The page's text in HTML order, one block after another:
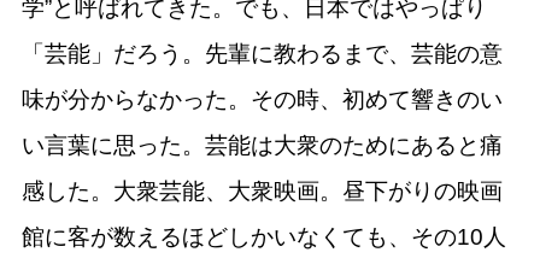
学”と呼ばれてきた。でも、日本ではやっぱり
「芸能」だろう。先輩に教わるまで、芸能の意
味が分からなかった。その時、初めて響きのい
い言葉に思った。芸能は大衆のためにあると痛
感した。大衆芸能、大衆映画。昼下がりの映画
館に客が数えるほどしかいなくても、その10人